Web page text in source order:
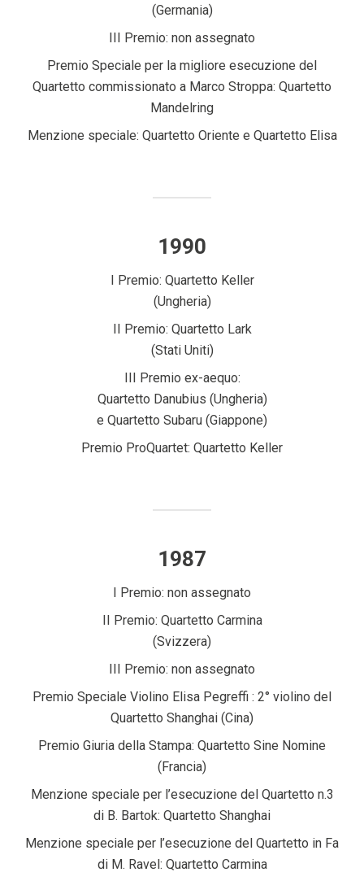
(Germania)
III Premio: non assegnato
Premio Speciale per la migliore esecuzione del
Quartetto commissionato a Marco Stroppa: Quartetto
Mandelring
Menzione speciale: Quartetto Oriente e Quartetto Elisa
1990
I Premio: Quartetto Keller
(Ungheria)
II Premio: Quartetto Lark
(Stati Uniti)
III Premio ex-aequo:
Quartetto Danubius (Ungheria)
e Quartetto Subaru (Giappone)
Premio ProQuartet: Quartetto Keller
1987
I Premio: non assegnato
II Premio: Quartetto Carmina
(Svizzera)
III Premio: non assegnato
Premio Speciale Violino Elisa Pegreffi : 2° violino del
Quartetto Shanghai (Cina)
Premio Giuria della Stampa: Quartetto Sine Nomine
(Francia)
Menzione speciale per l’esecuzione del Quartetto n.3
di B. Bartok: Quartetto Shanghai
Menzione speciale per l’esecuzione del Quartetto in Fa
di M. Ravel: Quartetto Carmina